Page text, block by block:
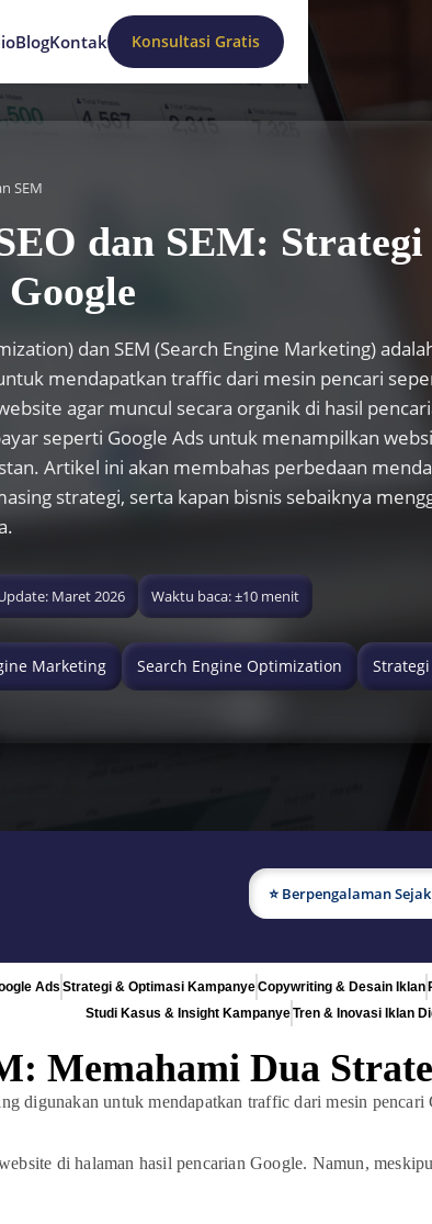
BlogKontak Konsultasi Gratis
SEM
dan SEM:
dan SEM (Search Engine Marketing)
mendapatkan traffic dari mesin pencari
agar muncul secara organik di hasil
seperti Google Ads untuk menampilkan
Artikel ini akan membahas perbedaan
strategi, serta kapan bisnis sebaiknya
Maret 2026 Waktu baca: ±10 menit
Marketing Search Engine Optimization
⭐ Berpengalaman
Ads Strategi & Optimasi KampanyeCopywriting & Desain Iklan
Studi Kasus & Insight KampanyeTren & Inovasi Iklan
Memahami Dua
digunakan untuk mendapatkan traffic dari mesin pencari
di halaman hasil pencarian Google. Namun,